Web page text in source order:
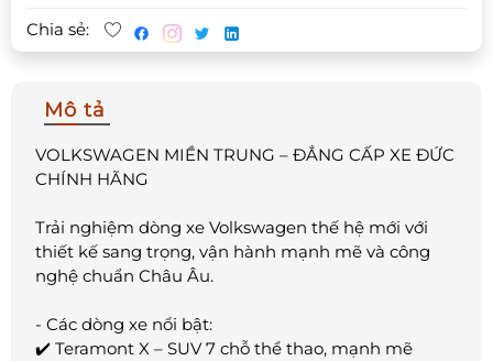
Chia sẻ:
Mô tả
VOLKSWAGEN MIỀN TRUNG – ĐẲNG CẤP XE ĐỨC
CHÍNH HÃNG
Trải nghiệm dòng xe Volkswagen thế hệ mới với
thiết kế sang trọng, vận hành mạnh mẽ và công
nghệ chuẩn Châu Âu.
- Các dòng xe nổi bật:
✔️ Teramont X – SUV 7 chỗ thể thao, mạnh mẽ